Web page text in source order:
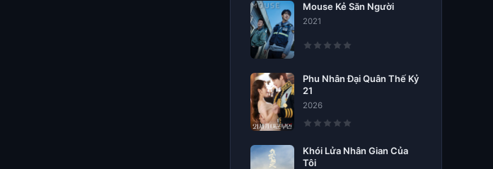
Mouse Kẻ Săn Người
2021
Phu Nhân Đại Quân Thế Kỷ
21
2026
Khói Lửa Nhân Gian Của
Tôi